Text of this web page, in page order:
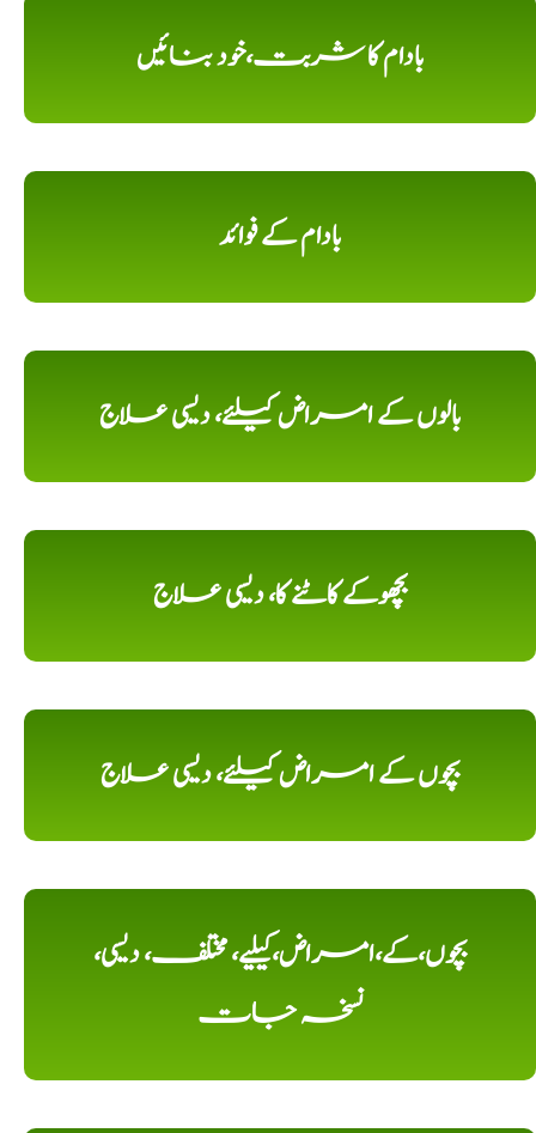
بادام کا شربت،خود بنائیں
بادام کے فوائد
بالوں کے امراض کیلئے، دیسی علاج
بچھوکے کاٹنے کا، دیسی علاج
بچوں کے امراض کیلئے، دیسی علاج
بچوں،کے،امراض،کیلیے، مختلف، دیسی،
نسخہ جات